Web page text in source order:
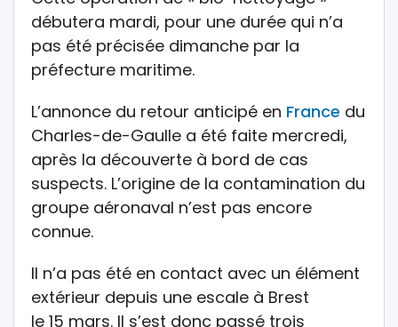
débutera mardi, pour une durée qui n’a
pas été précisée dimanche par la
préfecture maritime.
L’annonce du retour anticipé en France du
Charles-de-Gaulle a été faite mercredi,
après la découverte à bord de cas
suspects. L’origine de la contamination du
groupe aéronaval n’est pas encore
connue.
Il n’a pas été en contact avec un élément
extérieur depuis une escale à Brest
le 15 mars. Il s’est donc passé trois